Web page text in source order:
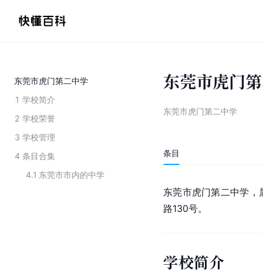
东莞市虎门第二中学
1 学校简介
2 学校荣誉
3 学校管理
4 条目合集
4.1 东莞市市内的中学
东莞市虎门
东莞市虎门第二中学
条目
东莞市虎门第二中学
路130号。
学校简介